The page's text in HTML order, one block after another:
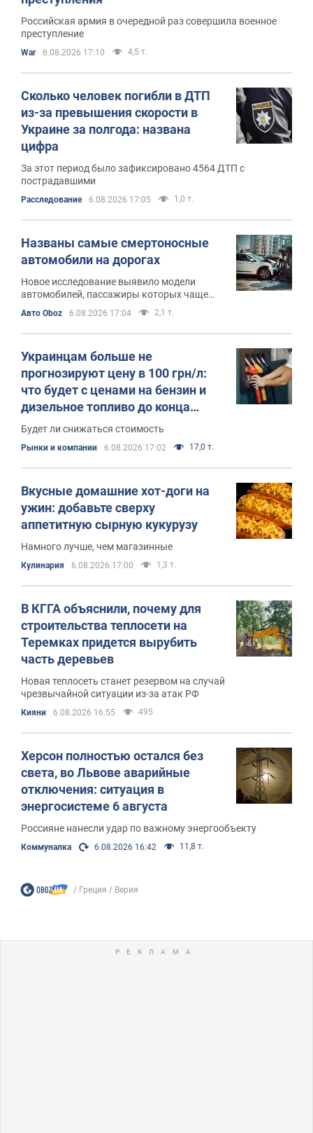
Российская армия в очередной раз совершила военное
преступление
War 6.08.2026 17:10 4,5 т.
Сколько человек погибли в ДТП
из-за превышения скорости в
Украине за полгода: названа
цифра
За этот период было зафиксировано 4564 ДТП с
пострадавшими
Расследование 6.08.2026 17:05 1,0 т.
Названы самые смертоносные
автомобили на дорогах
Новое исследование выявило модели
автомобилей, пассажиры которых чаще
всего гибнут в дорожно-транспортных
происшествиях
Авто Oboz 6.08.2026 17:04 2,1 т.
Украинцам больше не
прогнозируют цену в 100 грн/л:
что будет с ценами на бензин и
дизельное топливо до конца
августа
Будет ли снижаться стоимость
Рынки и компании 6.08.2026 17:02 17,0 т.
Вкусные домашние хот-доги на
ужин: добавьте сверху
аппетитную сырную кукурузу
Намного лучше, чем магазинные
Кулинария 6.08.2026 17:00 1,3 т.
В КГГА объяснили, почему для
строительства теплосети на
Теремках придется вырубить
часть деревьев
Новая теплосеть станет резервом на случай
чрезвычайной ситуации из-за атак РФ
Кияни 6.08.2026 16:55 495
Херсон полностью остался без
света, во Львове аварийные
отключения: ситуация в
энергосистеме 6 августа
Россияне нанесли удар по важному энергообъекту
Коммуналка 6.08.2026 16:42 11,8 т.
Греция Верия